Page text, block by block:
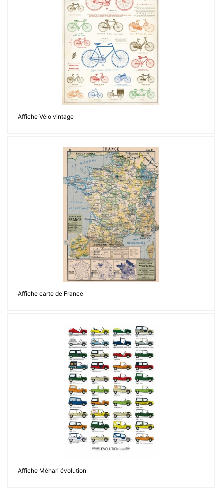
Affiche Vélo vintage
Affiche carte de France
Affiche Méhari évolution